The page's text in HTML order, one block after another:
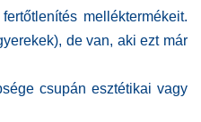
melléktermékeit.
de van, aki ezt már
csupán esztétikai vagy